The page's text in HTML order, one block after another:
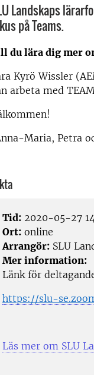
Landskaps
på Teams.
du lära dig mer
Kyrö Wissler
arbeta med
Maria, Petra
Tid: 2020-05-27
Ort: online
Arrangör: SLU
Mer information:
Länk för
https://slu-
Läs mer om SLU